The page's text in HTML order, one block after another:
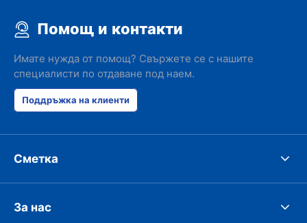
Помощ и контакти
Имате нужда от помощ? Свържете се с нашите
специалисти по отдаване под наем.
Поддръжка на клиенти
Сметка
За нас